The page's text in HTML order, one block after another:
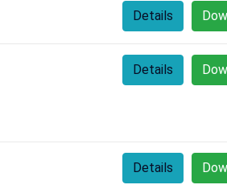
Details
Details
Details